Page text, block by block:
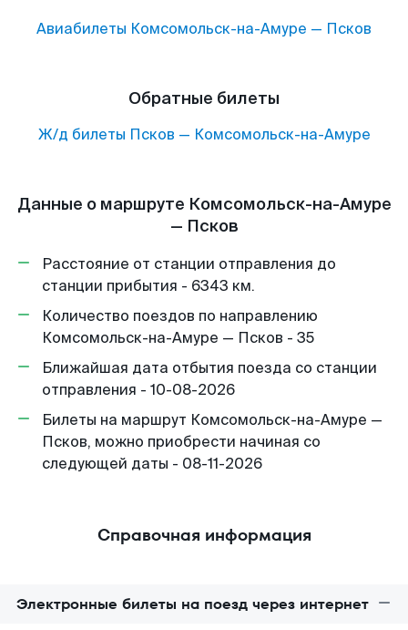
Авиабилеты Комсомольск-на-Амуре — Псков
Обратные билеты
Ж/д билеты Псков — Комсомольск-на-Амуре
Данные о маршруте Комсомольск-на-Амуре
— Псков
Расстояние от станции отправления до
станции прибытия - 6343 км.
Количество поездов по направлению
Комсомольск-на-Амуре — Псков - 35
Ближайшая дата отбытия поезда со станции
отправления - 10-08-2026
Билеты на маршрут Комсомольск-на-Амуре —
Псков, можно приобрести начиная со
следующей даты - 08-11-2026
Справочная информация
Электронные билеты на поезд через интернет